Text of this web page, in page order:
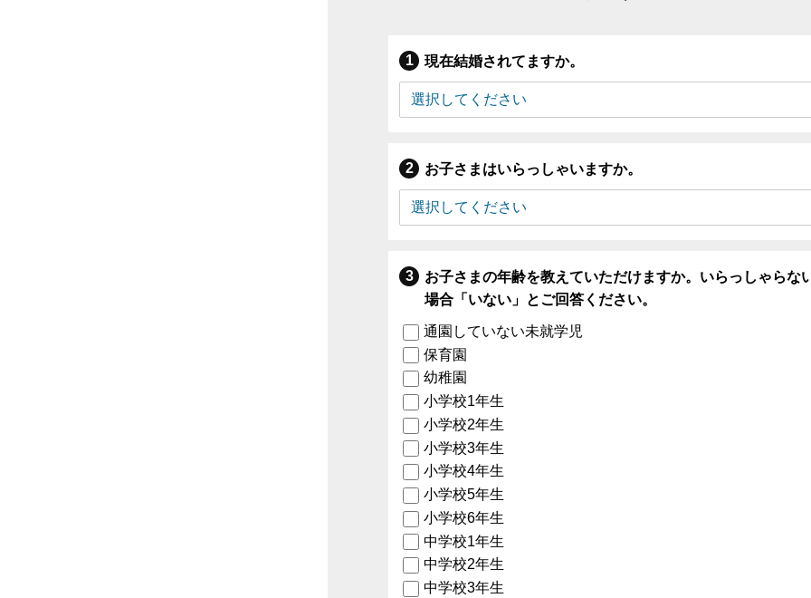
現在結婚されてますか。
お子さまはいらっしゃいますか。
お子さまの年齢を教えていただけますか。いらっしゃらな
場合「いない」とご回答ください。
通園していない未就学児
保育園
幼稚園
小学校1年生
小学校2年生
小学校3年生
小学校4年生
小学校5年生
小学校6年生
中学校1年生
中学校2年生
中学校3年生